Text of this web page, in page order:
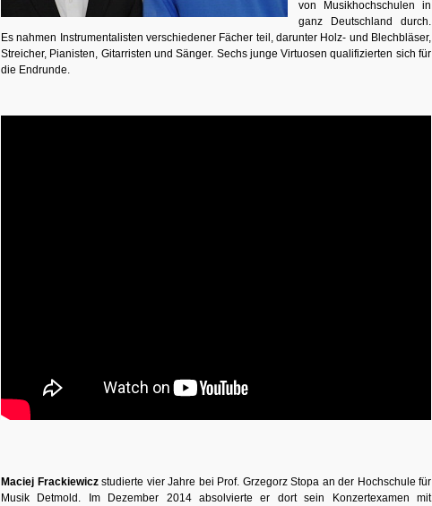
von Musikhochschulen in
ganz Deutschland durch.
Es nahmen Instrumentalisten verschiedener Fächer teil, darunter Holz- und Blechbläser,
Streicher, Pianisten, Gitarristen und Sänger. Sechs junge Virtuosen qualifizierten sich für
die Endrunde.
Maciej Frackiewiczstudierte vier Jahre bei Prof. Grzegorz Stopa an der Hochschule für
Musik Detmold. Im Dezember 2014 absolvierte er dort sein Konzertexamen mit